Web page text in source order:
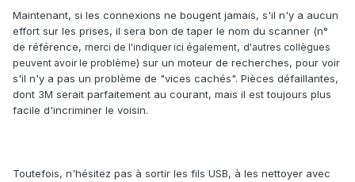
Maintenant, si les connexions ne bougent jamais, s'il n'y a aucun
effort sur les prises, il sera bon de taper le nom du scanner (n°
de référence, merci de l'indiquer ici également, d'autres collègues
peuvent avoir le problème) sur un moteur de recherches, pour voir
s'il n'y a pas un problème de "vices cachés". Pièces défaillantes,
dont 3M serait parfaitement au courant, mais il est toujours plus
facile d'incriminer le voisin.
Toutefois, n'hésitez pas à sortir les fils USB, à les nettoyer avec